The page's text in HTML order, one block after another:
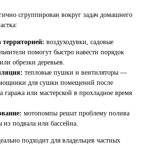
сгруппирован вокруг задач домашнего
территорией: воздуходувки, садовые
помогут быстро навести порядок
обрезки деревьев.
тепловые пушки и вентиляторы —
для сушки помещений после
гаража или мастерской в прохладное время
мотопомпы решат проблему полива
подвала или бассейна.
подходит для владельцев частных